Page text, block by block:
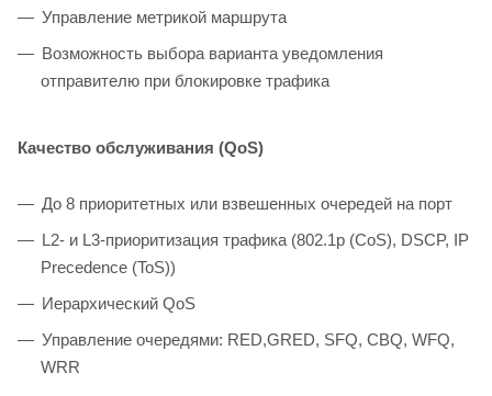
Управление метрикой маршрута
Возможность выбора варианта уведомления
отправителю при блокировке трафика
Качество обслуживания (QoS)
До 8 приоритетных или взвешенных очередей на порт
L2- и L3-приоритизация трафика (802.1p (CoS), DSCP, IP
Precedence (ToS))
Иерархический QоS
Управление очередями: RED,GRED, SFQ, CBQ, WFQ,
WRR